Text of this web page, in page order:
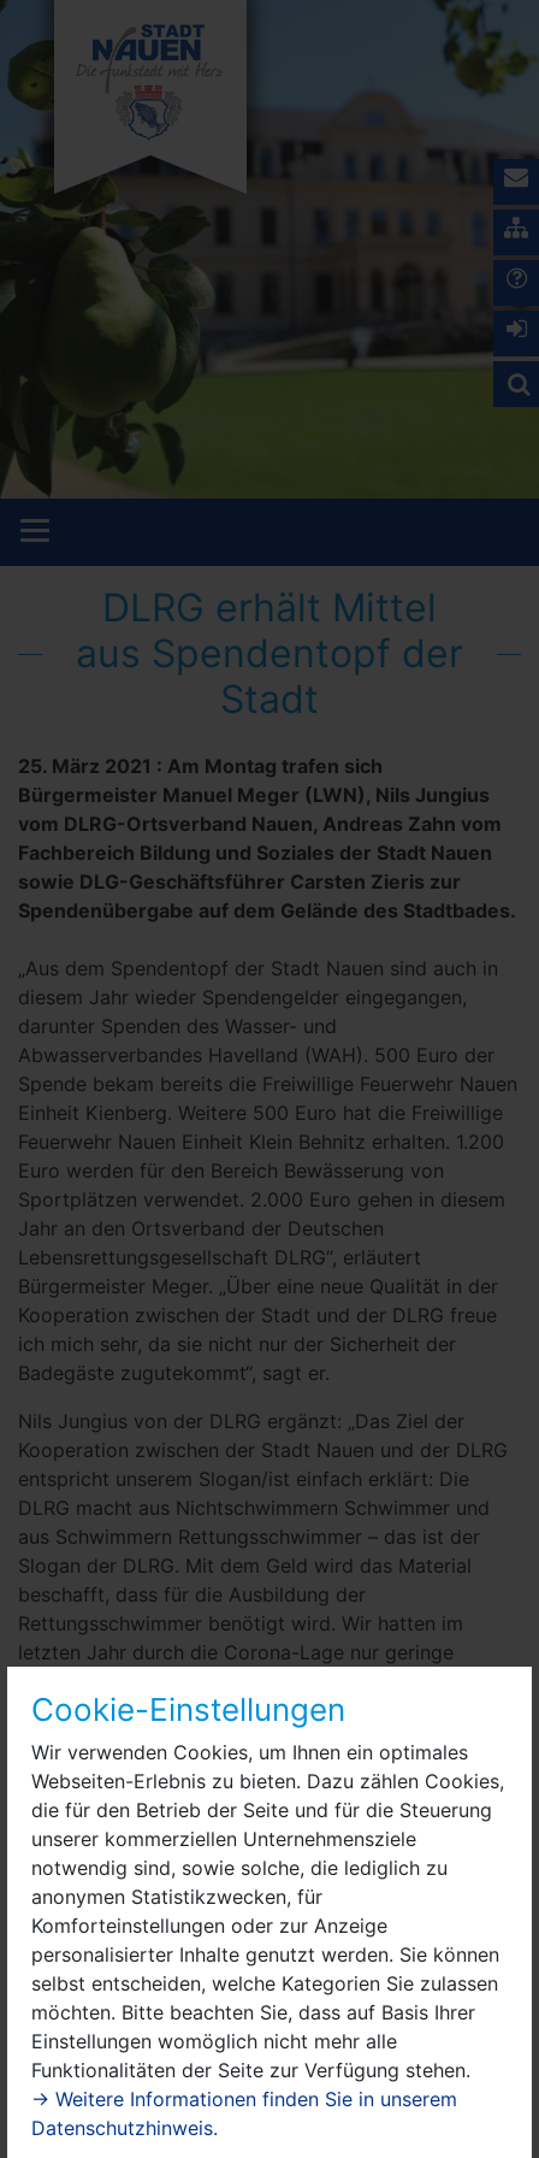
Cookie-Einstellungen
Wir verwenden Cookies, um Ihnen ein optimales
Webseiten-Erlebnis zu bieten. Dazu zählen Cookies,
die für den Betrieb der Seite und für die Steuerung
unserer kommerziellen Unternehmensziele
notwendig sind, sowie solche, die lediglich zu
anonymen Statistikzwecken, für
Komforteinstellungen oder zur Anzeige
personalisierter Inhalte genutzt werden. Sie können
selbst entscheiden, welche Kategorien Sie zulassen
möchten. Bitte beachten Sie, dass auf Basis Ihrer
Einstellungen womöglich nicht mehr alle
Funktionalitäten der Seite zur Verfügung stehen.
→ Weitere Informationen finden Sie in unserem
Datenschutzhinweis.
DLRG erhält Mittel
aus Spendentopf der
Stadt
25. März 2021 : Am Montag trafen sich
Bürgermeister Manuel Meger (LWN), Nils Jungius
vom DLRG-Ortsverband Nauen, Andreas Zahn vom
Fachbereich Bildung und Soziales der Stadt Nauen
sowie DLG-Geschäftsführer Carsten Zieris zur
Spendenübergabe auf dem Gelände des Stadtbades.
„Aus dem Spendentopf der Stadt Nauen sind auch in
diesem Jahr wieder Spendengelder eingegangen,
darunter Spenden des Wasser- und
Abwasserverbandes Havelland (WAH). 500 Euro der
Spende bekam bereits die Freiwillige Feuerwehr Nauen
Einheit Kienberg. Weitere 500 Euro hat die Freiwillige
Feuerwehr Nauen Einheit Klein Behnitz erhalten. 1.200
Euro werden für den Bereich Bewässerung von
Sportplätzen verwendet. 2.000 Euro gehen in diesem
Jahr an den Ortsverband der Deutschen
Lebensrettungsgesellschaft DLRG“, erläutert
Bürgermeister Meger. „Über eine neue Qualität in der
Kooperation zwischen der Stadt und der DLRG freue
ich mich sehr, da sie nicht nur der Sicherheit der
Badegäste zugutekommt“, sagt er.
Nils Jungius von der DLRG ergänzt: „Das Ziel der
Kooperation zwischen der Stadt Nauen und der DLRG
entspricht unserem Slogan/ist einfach erklärt: Die
DLRG macht aus Nichtschwimmern Schwimmer und
aus Schwimmern Rettungsschwimmer – das ist der
Slogan der DLRG. Mit dem Geld wird das Material
beschafft, dass für die Ausbildung der
Rettungsschwimmer benötigt wird. Wir hatten im
letzten Jahr durch die Corona-Lage nur geringe
investieren konnten.
Andreas Zahn von der Stadtverwaltung wiederum
schätzt die Aktivitäten der DLRG auch in seinem
Ressort. „Die DLRG unterstützt uns ungemein, auch mit
Blick auf den Schwimmunterricht in den Schulen. Der
Anteil der Nichtschwimmer wird immer größer, womit
auch die Gefahr des Ertrinkens nicht nur in dieser
Altersgruppe, sondern in der Bevölkerung insgesamt,
wächst“, schildert er. Nils Jungius weiter: „Die Kinder
sagen mir zwar oft, dass sie schwimmen können, da
die Kinder heutzutage oft einen Zugang zum
Swimmingpool haben. Jedoch sinkt die Qualität des
Schwimmens. Viele der jungen „Schwimmer“ seien
oftmals nicht in der Lage, eine 25-Meter-Bahn am
Stück zu schwimmen“, bemängelt der erfahrene